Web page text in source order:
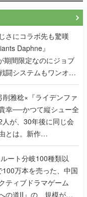
さにコラボ先も驚嘆
Daphne』
期間限定なのにジョブ
闘システムもワンオフ
を両ディレクターに聞
削雅稔×『ライデンファ
幸──かつて縦シュー全
が、30年後に同じ会
とは。新作
』で初タッグを組
訊く開発秘話
ート分岐100種類以
万本を売った、中国
ティブドラマゲーム
の道II』の、規模が違